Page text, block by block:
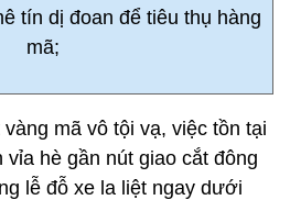
tín dị đoan để tiêu thụ hàng
mã;
mã vô tội vạ, việc tồn tại
vỉa hè gần nút giao cắt đông
lễ đỗ xe la liệt ngay dưới